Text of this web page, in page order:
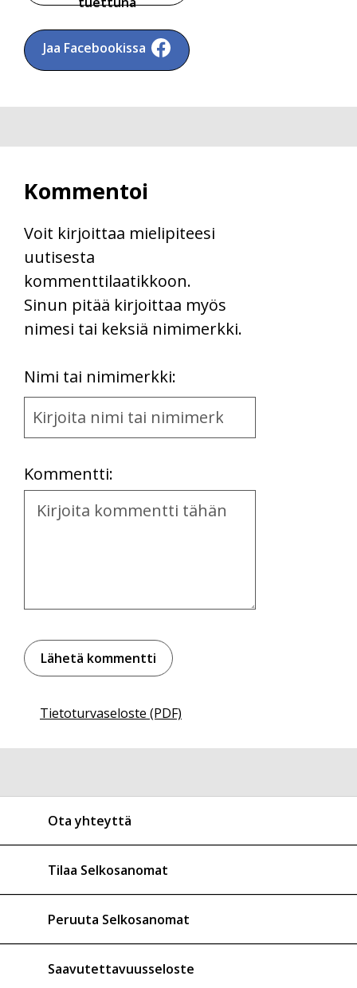
Jaa Facebookissa
Kommentoi
Voit kirjoittaa mielipiteesi
uutisesta
kommenttilaatikkoon.
Sinun pitää kirjoittaa myös
nimesi tai keksiä nimimerkki.
Nimi tai nimimerkki:
Name
and
Kommentti:
Kommentti
Tietoturvaseloste (PDF)
Ota yhteyttä
Tilaa Selkosanomat
Peruuta Selkosanomat
Saavutettavuusseloste